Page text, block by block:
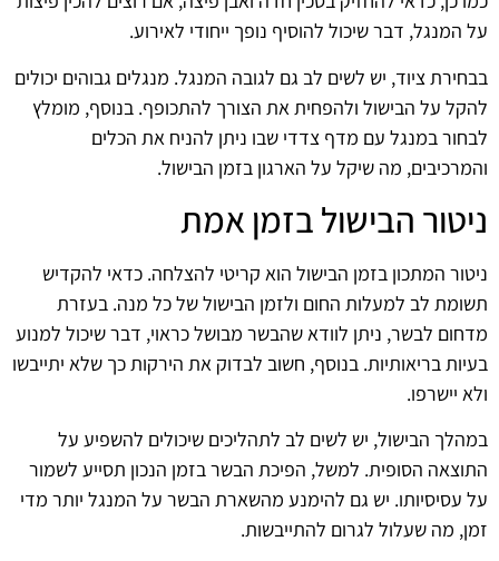
על המנגל, דבר שיכול להוסיף נופך ייחודי לאירוע.
בבחירת ציוד, יש לשים לב גם לגובה המנגל. מנגלים גבוהים יכולים
להקל על הבישול ולהפחית את הצורך להתכופף. בנוסף, מומלץ
לבחור במנגל עם מדף צדדי שבו ניתן להניח את הכלים
והמרכיבים, מה שיקל על הארגון בזמן הבישול.
ניטור הבישול בזמן אמת
ניטור המתכון בזמן הבישול הוא קריטי להצלחה. כדאי להקדיש
תשומת לב למעלות החום ולזמן הבישול של כל מנה. בעזרת
מדחום לבשר, ניתן לוודא שהבשר מבושל כראוי, דבר שיכול למנוע
בעיות בריאותיות. בנוסף, חשוב לבדוק את הירקות כך שלא יתייבשו
ולא יישרפו.
במהלך הבישול, יש לשים לב לתהליכים שיכולים להשפיע על
התוצאה הסופית. למשל, הפיכת הבשר בזמן הנכון תסייע לשמור
על עסיסיותו. יש גם להימנע מהשארת הבשר על המנגל יותר מדי
זמן, מה שעלול לגרום להתייבשות.